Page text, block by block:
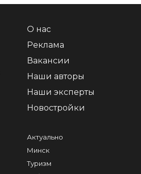
О нас
Реклама
Вакансии
Наши авторы
Наши эксперты
Новостройки
Актуально
Минск
Туризм